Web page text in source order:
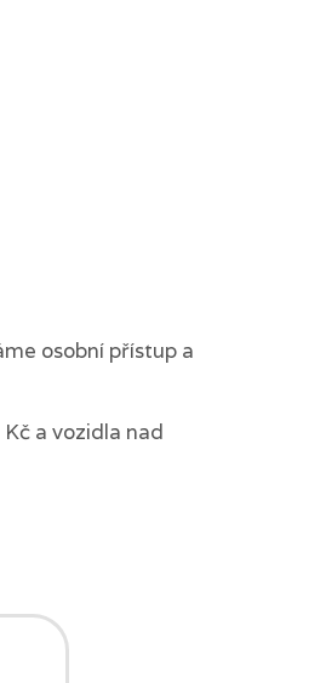
osobní přístup a
a vozidla nad